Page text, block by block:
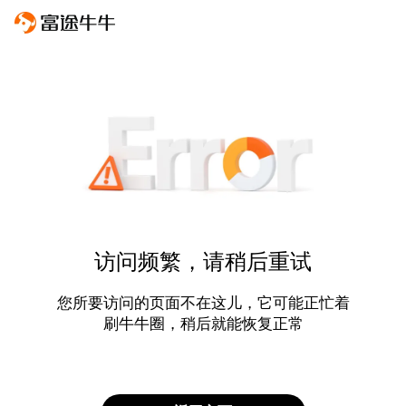
访问频繁，请稍后重试
您所要访问的页面不在这儿，它可能正忙着
刷牛牛圈，稍后就能恢复正常